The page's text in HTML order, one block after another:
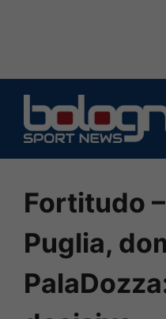
contenuto
Fortitudo
Puglia,